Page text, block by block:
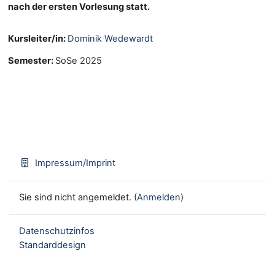
nach der ersten Vorlesung statt.
Kursleiter/in: Dominik Wedewardt
Semester: SoSe 2025
Impressum/Imprint
Sie sind nicht angemeldet. (Anmelden)
Datenschutzinfos
Standarddesign